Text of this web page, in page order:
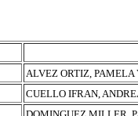
ALVEZ ORTIZ, PAMELA
CUELLO IFRAN,